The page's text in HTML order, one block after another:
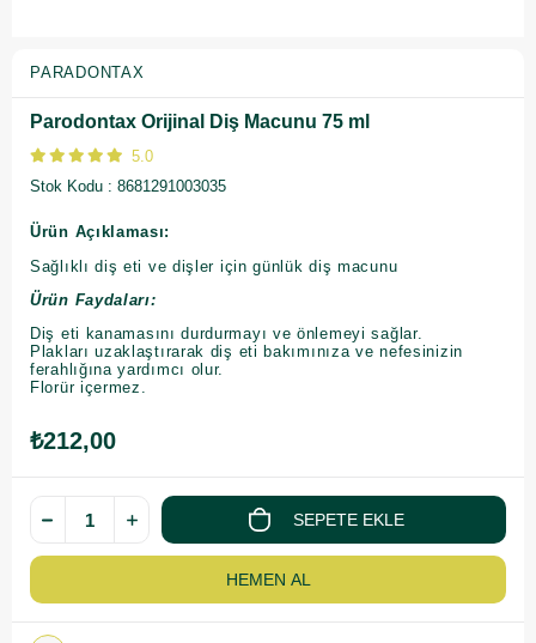
PARADONTAX
Parodontax Orijinal Diş Macunu 75 ml
5.0
Stok Kodu
8681291003035
Ürün Açıklaması:
Sağlıklı diş eti ve dişler için günlük diş macunu
Ürün Faydaları:
Diş eti kanamasını durdurmayı ve önlemeyi sağlar.
Plakları uzaklaştırarak diş eti bakımınıza ve nefesinizin
ferahlığına yardımcı olur.
Florür içermez.
₺212,00